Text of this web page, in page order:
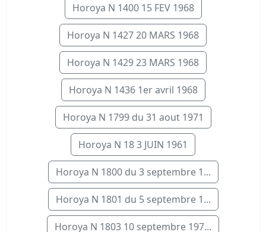
Horoya N 1400 15 FEV 1968
Horoya N 1427 20 MARS 1968
Horoya N 1429 23 MARS 1968
Horoya N 1436 1er avril 1968
Horoya N 1799 du 31 aout 1971
Horoya N 18 3 JUIN 1961
Horoya N 1800 du 3 septembre 1...
Horoya N 1801 du 5 septembre 1...
Horoya N 1803 10 septembre 197...